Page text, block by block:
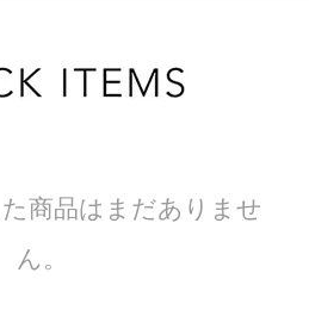
商品はまだありませ
ん。